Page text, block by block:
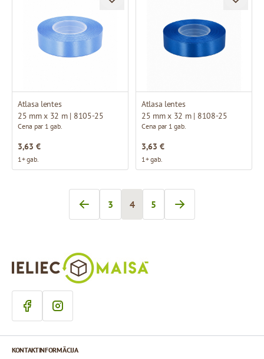
Atlasa lentes
25 mm x 32 m | 8105-25
Cena par 1 gab.
3,63 €
1+ gab.
Atlasa lentes
25 mm x 32 m | 8108-25
Cena par 1 gab.
3,63 €
1+ gab.
Lapa
3
Jūs pašlaik lasāt lapu
4
Lapa
5
KONTAKTINFORMĀCIJA